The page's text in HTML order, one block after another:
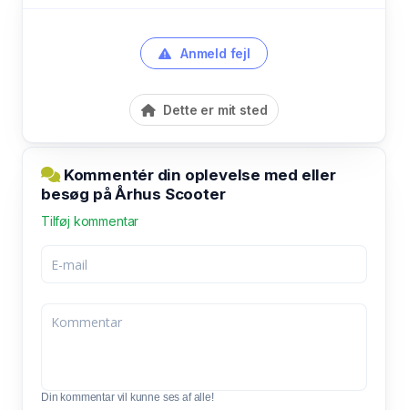
Anmeld fejl
Dette er mit sted
Kommentér din oplevelse med eller
besøg på Århus Scooter
Tilføj kommentar
Din kommentar vil kunne ses af alle!